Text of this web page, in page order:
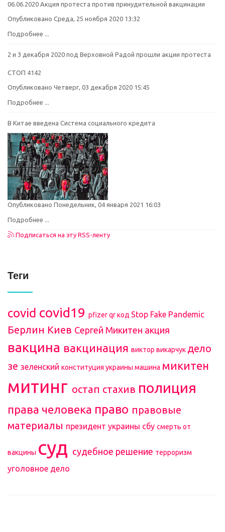
06.06.2020 Акция протеста против принудительной вакцинации
Опубликовано Среда, 25 ноября 2020 13:32
Подробнее ...
2 и 3 декабря 2020 под Верховной Радой прошли акции протеста
СТОП 4142
Опубликовано Четверг, 03 декабря 2020 15:45
Подробнее ...
В Китае введена Система социального кредита
Опубликовано Понедельник, 04 января 2021 16:03
Подробнее ...
Подписаться на эту RSS-ленту
Теги
covid covid19 pfizerqr код Stop Fake Pandemic
Берлин Киев Сергей Микитен акция
вакцина вакцинация виктор викарчук дело
зе зеленский конституция украины машина микитен
митинг остап стахив полиция
права человека право правовые
материалы президент украины сбу смерть от
вакцины суд судебное решение терроризм
уголовное дело